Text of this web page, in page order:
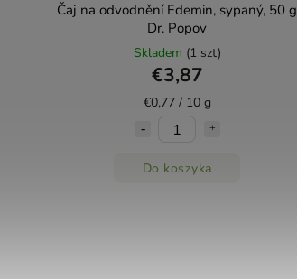
Čaj na odvodnění Edemin, sypaný, 50 g
Dr. Popov
Skladem (1 szt)
€3,87
€0,77 / 10 g
Do koszyka